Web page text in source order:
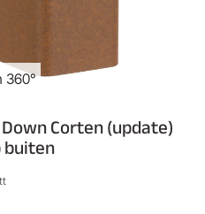
360°
Corten (update)
buiten